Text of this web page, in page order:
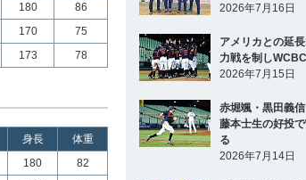
180
86
170
75
173 78
身長
体重
180
82
2026年7月16日
アメリカとの延
力戦を制し
2026年7月15日
赤堀颯・黒田義
藤本士生の好投
る
2026年7月14日